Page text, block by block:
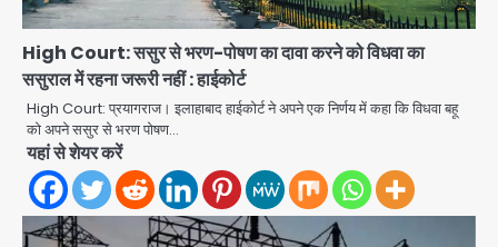
High Court: ससुर से भरण-पोषण का दावा करने को विधवा का
ससुराल में रहना जरूरी नहीं : हाईकोर्ट
High Court: प्रयागराज। इलाहाबाद हाईकोर्ट ने अपने एक निर्णय में कहा कि विधवा बहू
को अपने ससुर से भरण पोषण…
यहां से शेयर करें